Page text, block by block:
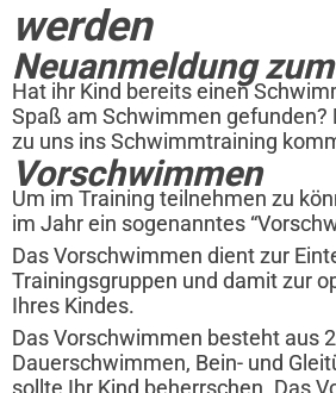
werden
Neuanmeldung
Hat ihr Kind bereits einen
Spaß am Schwimmen gefunden?
zu uns ins Schwimmtraining
Vorschwimmen
Um im Training teilnehmen zu
im Jahr ein sogenanntes
Das Vorschwimmen dient zur
Trainingsgruppen und damit zur
Ihres Kindes.
Das Vorschwimmen besteht aus
Dauerschwimmen, Bein- und